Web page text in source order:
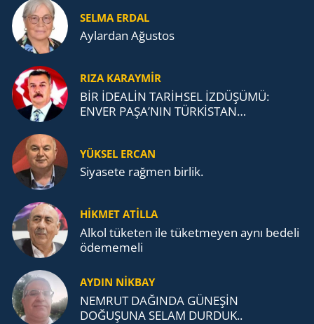
SELMA ERDAL
Aylardan Ağustos
RIZA KARAYMIR
BİR İDEALİN TARİHSEL İZDÜŞÜMÜ:
ENVER PAŞA’NIN TÜRKİSTAN
YÜKSEL ERCAN
Siyasete rağmen birlik.
HİKMET ATİLLA
Alkol tü­ke­ten ile tü­ket­me­yen aynı be­de­li
öde­me­me­li
AYDIN NİKBAY
NEMRUT DAĞINDA GÜNEŞİN
DOĞUŞUNA SELAM DURDUK..